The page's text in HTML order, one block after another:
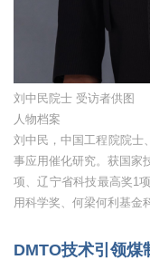
刘中民院士 受访者供图
人物档案
刘中民，中国工程院院士
事应用催化研究。获国家
项、辽宁省科技最高奖1
用科学奖、何梁何利基金
DMTO技术引领煤